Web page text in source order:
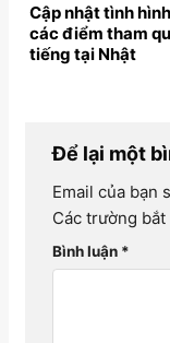
Cập nhật tình
các điểm tham
tiếng tại Nhật
Để lại một
Email của bạn
Các trường
Bình luận *